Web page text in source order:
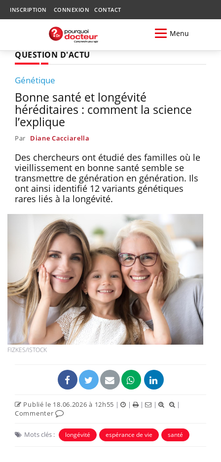
INSCRIPTION CONNEXION CONTACT
Menu
QUESTION D'ACTU
Génétique
Bonne santé et longévité
héréditaires : comment la science
l’explique
Par Diane Cacciarella
Des chercheurs ont étudié des familles où le
vieillissement en bonne santé semble se
transmettre de génération en génération. Ils
ont ainsi identifié 12 variants génétiques
rares liés à la longévité.
FIZKES/ISTOCK
Publié le 18.06.2026 à 12h55 | | | |
|
Commenter
Mots clés : longévité espérance de vie santé